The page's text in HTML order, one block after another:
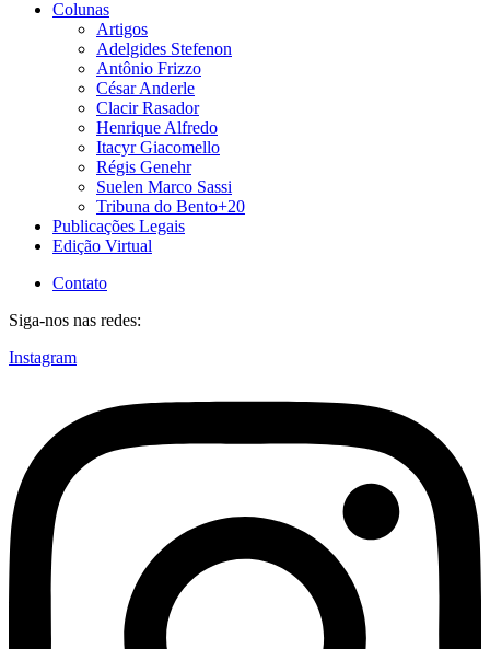
Colunas
Artigos
Adelgides Stefenon
Antônio Frizzo
César Anderle
Clacir Rasador
Henrique Alfredo
Itacyr Giacomello
Régis Genehr
Suelen Marco Sassi
Tribuna do Bento+20
Publicações Legais
Edição Virtual
Contato
Siga-nos nas redes:
Instagram